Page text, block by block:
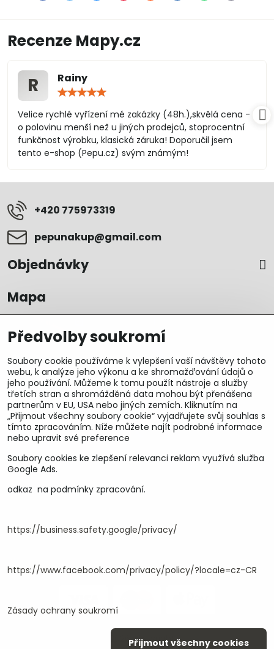
Recenze Mapy.cz
R Rainy
/
5
Velice rychlé vyřízení mé zakázky (48h.),skvělá cena -
o polovinu menší než u jiných prodejců, stoprocentní
funkčnost výrobku, klasická záruka! Doporučil jsem
tento e-shop (Pepu.cz) svým známým!
+420 775973319
pepunakup​@gmail​.com
Objednávky
Mapa
U&M parts s.r.o.
U Zastávky 150, Horní Staré Město
DIČ CZ25930184
2026Copyright
Předvolby soukromí
Soubory cookie používáme k vylepšení vaší návštěvy tohoto
webu, k analýze jeho výkonu a ke shromažďování údajů o
jeho používání. Můžeme k tomu použít nástroje a služby
třetích stran a shromážděná data mohou být přenášena
partnerům v EU, USA nebo jiných zemích. Kliknutím na
„Přijmout všechny soubory cookie“ vyjadřujete svůj souhlas s
tímto zpracováním. Níže můžete najít podrobné informace
nebo upravit své preference
Soubory cookies ke zlepšení relevanci reklam využívá služba
Google Ads.
odkaz na podmínky zpracování.
https://business.safety.google/privacy/
https://www.facebook.com/privacy/policy/?locale=cz-CR
Zásady ochrany soukromí
Přijmout všechny cookies